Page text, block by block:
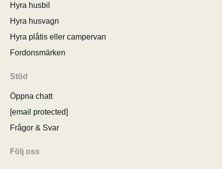
Hyra husbil
Hyra husvagn
Hyra plåtis eller campervan
Fordonsmärken
Stöd
Öppna chatt
[email protected]
Frågor & Svar
Följ oss